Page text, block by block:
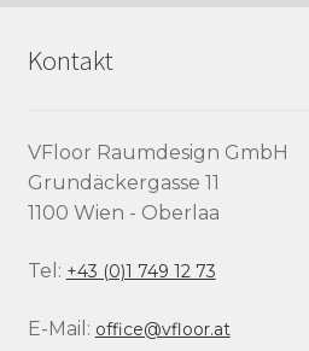
Kontakt
VFloor Raumdesign GmbH
Grundäckergasse 11
1100 Wien - Oberlaa
Tel: +43 (0)1 749 12 73
E-Mail: office@vfloor.at